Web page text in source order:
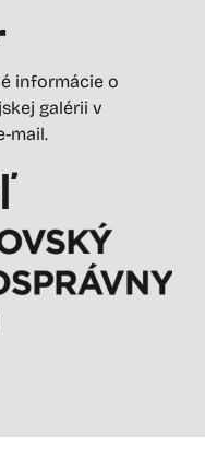
informácie o
galérii v
mail.